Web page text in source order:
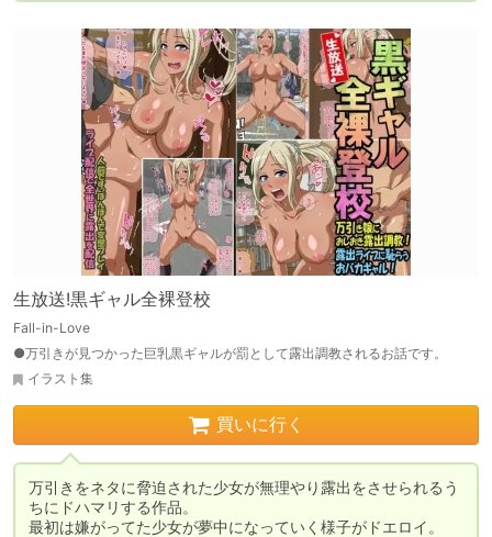
生放送!黒ギャル全裸登校
Fall-in-Love
●万引きが見つかった巨乳黒ギャルが罰として露出調教されるお話です。
イラスト集
買いに行く
万引きをネタに脅迫された少女が無理やり露出をさせられるう
ちにドハマリする作品。
最初は嫌がってた少女が夢中になっていく様子がドエロイ。